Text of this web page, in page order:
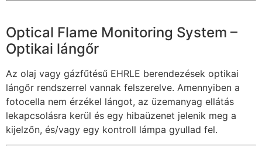
Optical Flame Monitoring System –
Optikai lángőr
Az olaj vagy gázfűtésű EHRLE berendezések optikai
lángőr rendszerrel vannak felszerelve. Amennyiben a
fotocella nem érzékel lángot, az üzemanyag ellátás
lekapcsolásra kerül és egy hibaüzenet jelenik meg a
kijelzőn, és/vagy egy kontroll lámpa gyullad fel.